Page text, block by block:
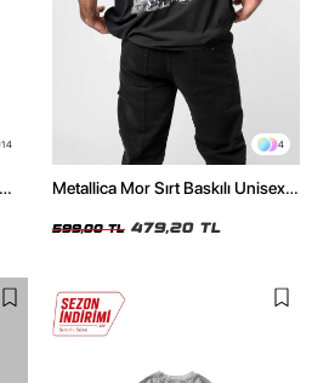
14 4
Metallica Mor Sırt Baskılı Unisex
599,00 TL 479,20 TL